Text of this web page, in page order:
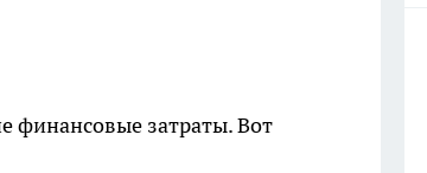
финансовые затраты. Вот